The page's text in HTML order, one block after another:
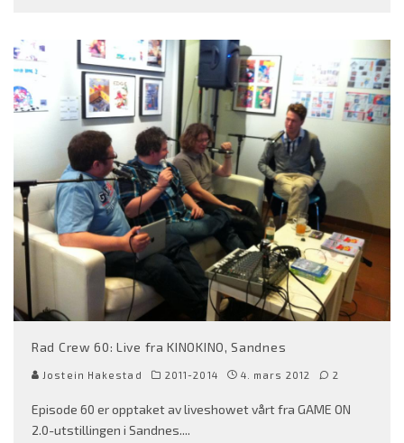
Rad Crew 60: Live fra KINOKINO, Sandnes
Jostein Hakestad 2011-2014 4. mars 2012 2
Episode 60 er opptaket av liveshowet vårt fra GAME ON
2.0-utstillingen i Sandnes....